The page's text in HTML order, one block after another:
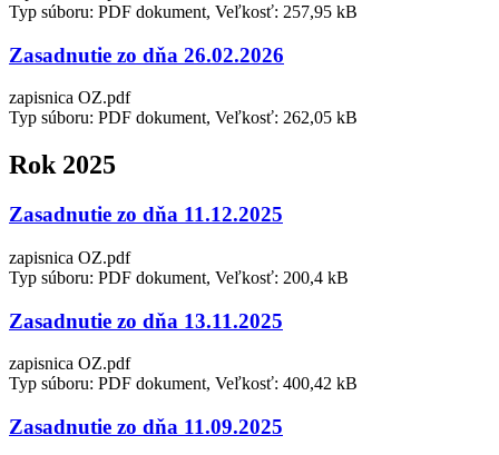
Typ súboru: PDF dokument, Veľkosť: 257,95 kB
Zasadnutie zo dňa 26.02.2026
zapisnica OZ.pdf
Typ súboru: PDF dokument, Veľkosť: 262,05 kB
Rok 2025
Zasadnutie zo dňa 11.12.2025
zapisnica OZ.pdf
Typ súboru: PDF dokument, Veľkosť: 200,4 kB
Zasadnutie zo dňa 13.11.2025
zapisnica OZ.pdf
Typ súboru: PDF dokument, Veľkosť: 400,42 kB
Zasadnutie zo dňa 11.09.2025